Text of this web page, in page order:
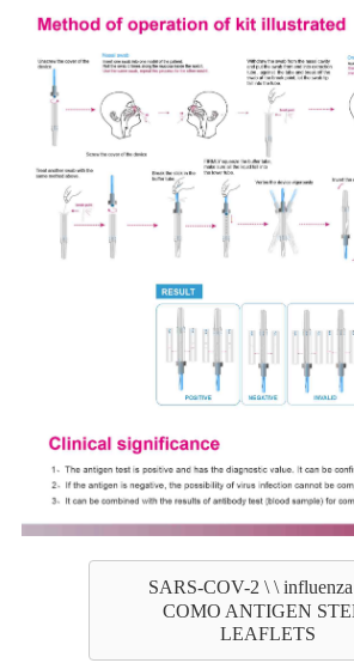
SARS-COV-2 \ \
COMO ANTIGEN
LEAFLETS